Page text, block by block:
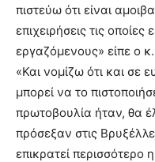
πιστεύω ότι είναι
επιχειρήσεις τις
εργαζόμενους» είπε ο
«Και νομίζω ότι και σε
μπορεί να το
πρωτοβουλία ήταν, θα
πρόσεξαν στις
επικρατεί περισσότερο